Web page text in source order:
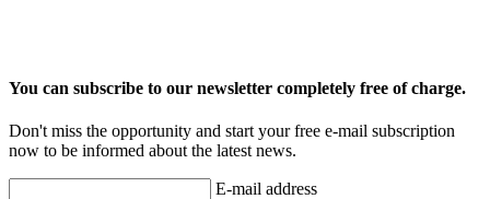
You can subscribe to our newsletter completely free of charge.
Don't miss the opportunity and start your free e-mail subscription
now to be informed about the latest news.
E-mail address